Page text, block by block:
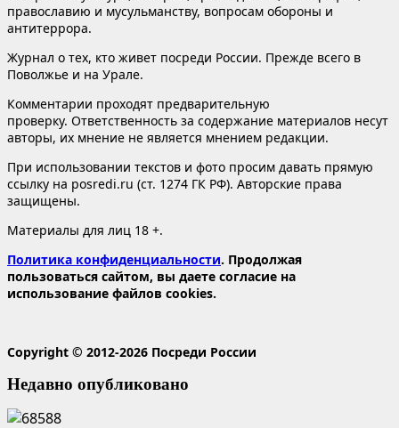
православию и мусульманству, вопросам обороны и
антитеррора.
Журнал о тех, кто живет посреди России. Прежде всего в
Поволжье и на Урале.
Комментарии проходят предварительную
проверку. Ответственность за содержание материалов несут
авторы, их мнение не является мнением редакции.
При использовании текстов и фото просим давать прямую
ссылку на posredi.ru (ст. 1274 ГК РФ). Авторские права
защищены.
Материалы для лиц 18 +.
Политика конфиденциальности. Продолжая
пользоваться сайтом, вы даете согласие на
использование файлов cookies.
Copyright © 2012-2026 Посреди России
Недавно опубликовано